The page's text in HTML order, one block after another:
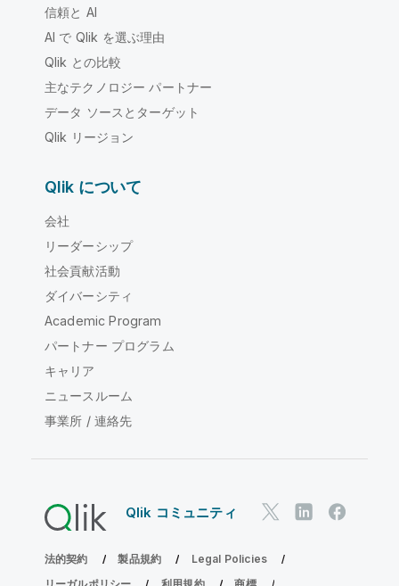
信頼と AI
AI で Qlik を選ぶ理由
Qlik との比較
主なテクノロジー パートナー
データ ソースとターゲット
Qlik リージョン
Qlik について
会社
リーダーシップ
社会貢献活動
ダイバーシティ
Academic Program
パートナー プログラム
キャリア
ニュースルーム
事業所 / 連絡先
Qlik コミュニティ
法的契約 製品規約
Legal Policies